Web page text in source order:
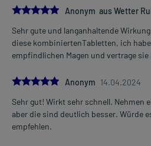
kommen, unter anderem zu Übelkeit,
Bauchschmerzen, Leberschädigung,
Blutdruckabfall, Benommenheit sowie
kommen. Setzen Sie sich bei dem
umgehend mit einem Arzt in
Einnahme vergessen?
Setzen Sie die Einnahme zum
Zeitpunkt ganz normal (also nicht mit
5.0Anonym aus Wetter
Sehr gute und langanhaltende
diese kombiniertenTabletten, ich
empfindlichen Magen und vertrage
5.0Anonym 14.04.2024
Sehr gut! Wirkt sehr schnell. Nehmen
aber die sind deutlich besser. Würde
empfehlen.